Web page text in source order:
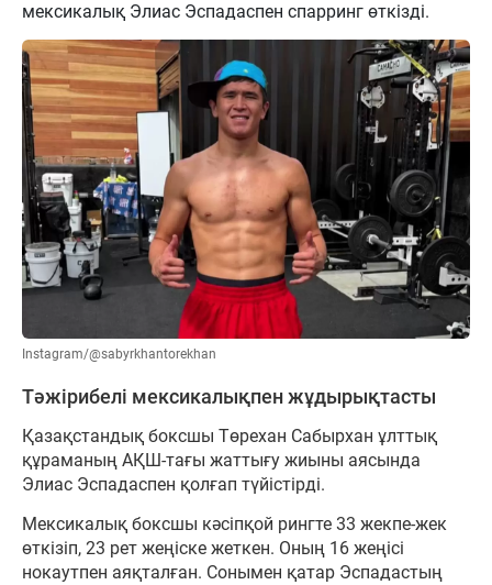
мексикалық Элиас Эспадаспен спарринг өткізді.
Instagram/@sabyrkhantorekhan
Тәжірибелі мексикалықпен жұдырықтасты
Қазақстандық боксшы Төрехан Сабырхан ұлттық
құраманың АҚШ-тағы жаттығу жиыны аясында
Элиас Эспадаспен қолғап түйістірді.
Мексикалық боксшы кәсіпқой рингте 33 жекпе-жек
өткізіп, 23 рет жеңіске жеткен. Оның 16 жеңісі
нокаутпен аяқталған. Сонымен қатар Эспадастың